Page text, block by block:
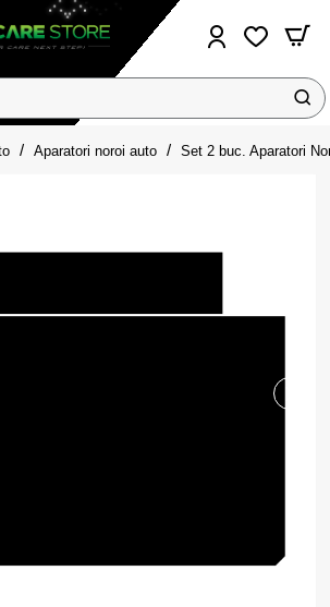
Aparatori noroi auto Set 2 buc. Aparatori